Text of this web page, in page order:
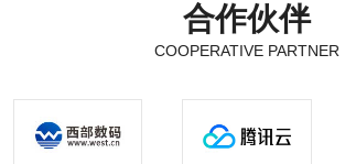
合作伙伴
COOPERATIVE PARTNER